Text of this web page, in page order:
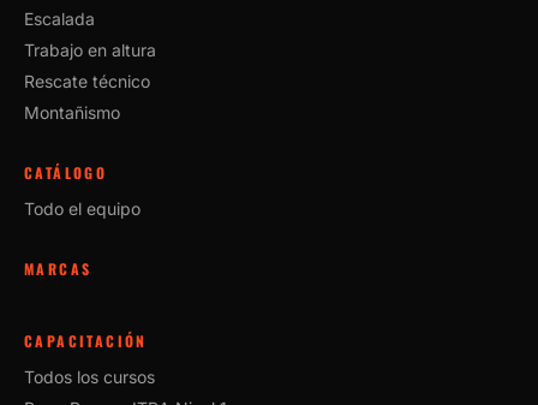
Escalada
Trabajo en altura
Rescate técnico
Montañismo
CATÁLOGO
Todo el equipo
MARCAS
CAPACITACIÓN
Todos los cursos